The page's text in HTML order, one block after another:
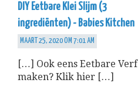
DIY Eetbare Klei Slijm (3
ingrediënten) - Babies Kitchen
MAART 25, 2020 OM 7:01 AM
[…] Ook eens Eetbare Verf
maken? Klik hier […]